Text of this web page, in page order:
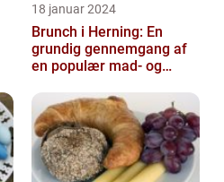
18 januar 2024
Brunch i Herning: En
grundig gennemgang af
en populær mad- og